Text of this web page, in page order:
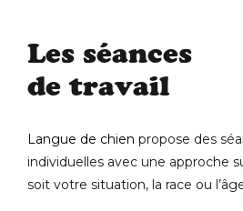
Les séances
de travail
Langue de chien propose des
individuelles avec une approche
soit votre situation, la race ou